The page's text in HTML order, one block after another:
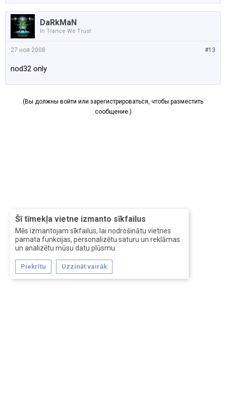
Šī tīmekļa vietne izmanto sīkfailus
Mēs izmantojam sīkfailus, lai nodrošinātu vietnes
pamata funkcijas, personalizētu saturu un reklāmas
un analizētu mūsu datu plūsmu.
Piekrītu Uzzināt vairāk
DaRkMaN
In Trance We Trust
#13
27 ноя 2008
nod32 only
(Вы должны войти или зарегистрироваться, чтобы разместить
сообщение.)